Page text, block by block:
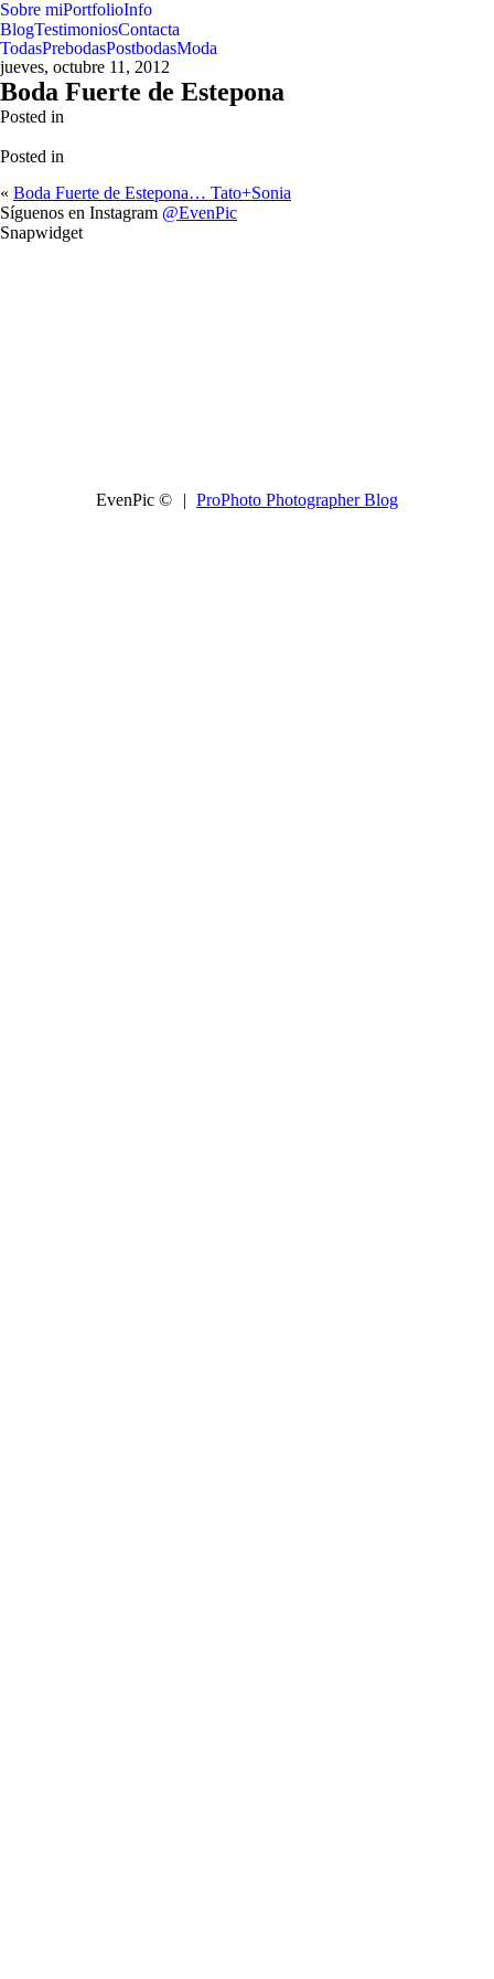
Sobre miPortfolioInfo
BlogTestimoniosContacta
TodasPrebodasPostbodasModa
jueves, octubre 11, 2012
Boda Fuerte de Estepona
Posted in
Posted in
« Boda Fuerte de Estepona… Tato+Sonia
Síguenos en Instagram @EvenPic
Snapwidget
EvenPic © | ProPhoto Photographer Blog